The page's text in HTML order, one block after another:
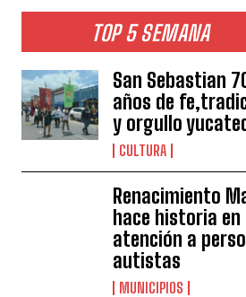
TOP 5 SEMANA
San Sebastian
años de
y orgullo
CULTURA
Renacimiento
hace historia en
atención a
autistas
MUNICIPIOS